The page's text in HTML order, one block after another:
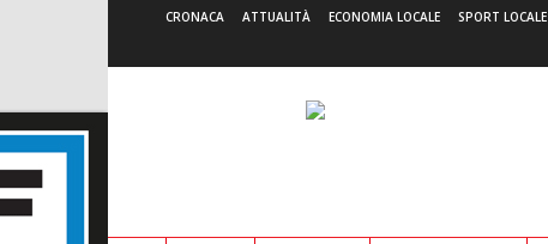
CRONACA ATTUALITÀ ECONOMIA LOCALE SPORT LOCALE